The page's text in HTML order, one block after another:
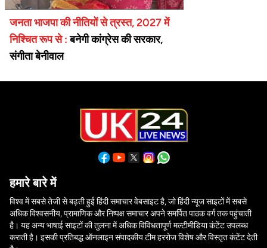
जनता भाजपा की नीतियों से त्रस्त, 2027 में
निश्चित रूप से :बनेगी कांग्रेस की सरकार,
संगीता बेनीवाल
हमारे बारे में
विश्व में सबसे तेजी से बढ़ती हुई हिंदी समाचार वेबसाइट है, जो हिंदी न्यूज साइटों में सबसे
अधिक विश्वसनीय, प्रामाणिक और निष्पक्ष समाचार अपने समर्पित पाठक वर्ग तक पहुंचाती
है। यह अन्य भाषाई साइटों की तुलना में अधिक विविधतापूर्ण मल्टीमीडिया कंटेंट उपलब्ध
कराती है। इसकी प्रतिबद्ध ऑनलाइन संपादकीय टीम हररोज विशेष और विस्तृत कंटेंट देती